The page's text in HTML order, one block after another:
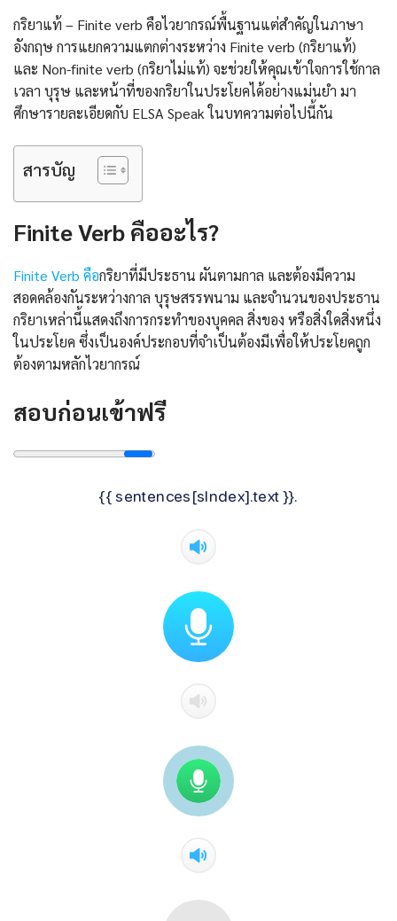
กริยาแท้ – Finite verb คือไวยากรณ์พื้นฐานแต่สำคัญในภาษา
อังกฤษ การแยกความแตกต่างระหว่าง Finite verb (กริยาแท้)
และ Non-finite verb (กริยาไม่แท้) จะช่วยให้คุณเข้าใจการใช้กาล
เวลา บุรุษ และหน้าที่ของกริยาในประโยคได้อย่างแม่นยำ มา
ศึกษารายละเอียดกับ ELSA Speak ในบทความต่อไปนี้กัน
สารบัญ
Finite Verb คืออะไร?
Finite Verb คือกริยาที่มีประธาน ผันตามกาล และต้องมีความ
สอดคล้องกันระหว่างกาล บุรุษสรรพนาม และจำนวนของประธาน
กริยาเหล่านี้แสดงถึงการกระทำของบุคคล สิ่งของ หรือสิ่งใดสิ่งหนึ่ง
ในประโยค ซึ่งเป็นองค์ประกอบที่จำเป็นต้องมีเพื่อให้ประโยคถูก
ต้องตามหลักไวยากรณ์
สอบก่อนเข้าฟรี
{{ sentences[sIndex].text }}.